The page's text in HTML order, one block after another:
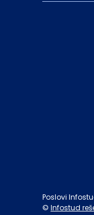
Poslovi
© Infostud